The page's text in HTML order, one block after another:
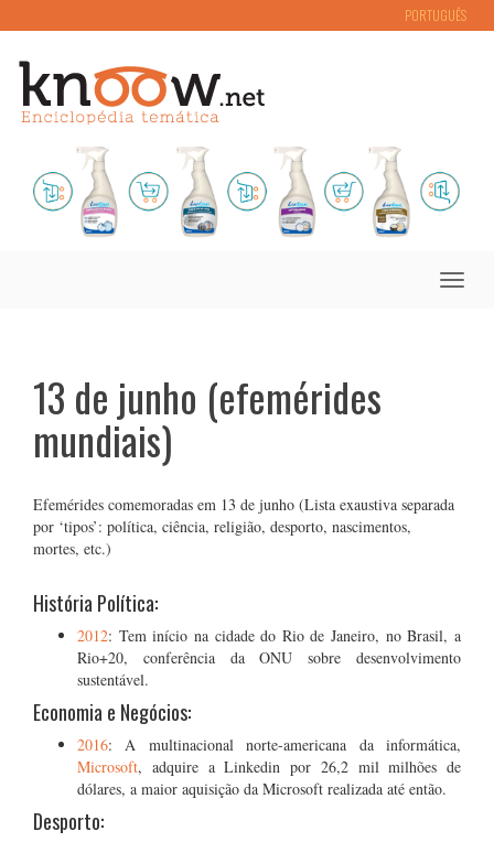
PORTUGUÊS
Toggle
13 de junho (efemérides
mundiais)
Efemérides comemoradas em 13 de junho (Lista exaustiva separada
por ‘tipos’: política, ciência, religião, desporto, nascimentos,
mortes, etc.)
História Política:
2012: Tem início na cidade do Rio de Janeiro, no Brasil, a
Rio+20, conferência da ONU sobre desenvolvimento
sustentável.
Economia e Negócios:
2016: A multinacional norte-americana da informática,
Microsoft, adquire a Linkedin por 26,2 mil milhões de
dólares, a maior aquisição da Microsoft realizada até então.
Desporto: